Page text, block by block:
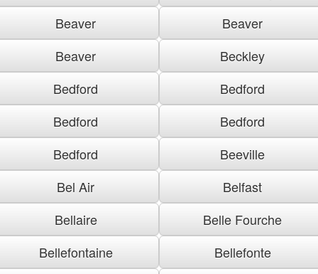
Beaver
Beaver
Beaver
Beckley
Bedford
Bedford
Bedford
Bedford
Bedford
Beeville
Bel Air
Belfast
Bellaire
Belle Fourche
Bellefontaine
Bellefonte